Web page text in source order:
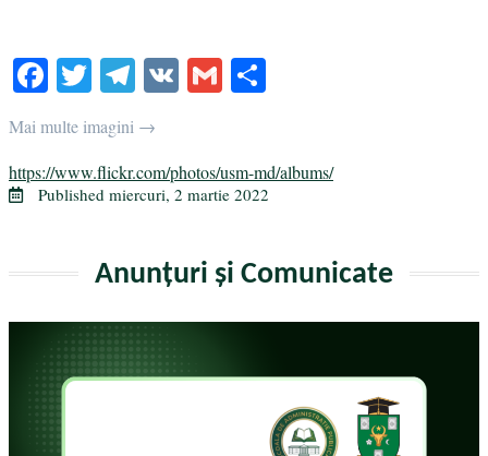
Facebook
TwitterTelegram
VKGmail
Mai multe imagini →
https://www.flickr.com/photos/usm-md/albums/
Published miercuri, 2 martie 2022
Anunțuri și Comunicate